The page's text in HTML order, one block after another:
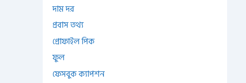
দাম দর
প্রবাস তথ্য
প্রোফাইল পিক
ফুল
ফেসবুক ক্যাপশন